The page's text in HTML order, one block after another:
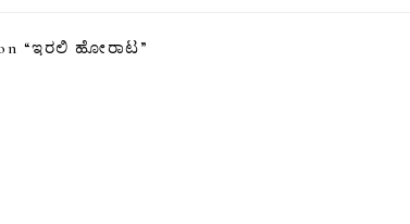
“ಇರಲಿ ಹೋರಾಟ”